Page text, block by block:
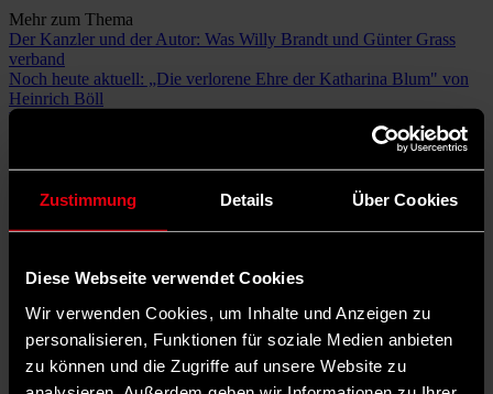
Zustimmung Details Über Cookies
Diese Webseite verwendet Cookies
Wir verwenden Cookies, um Inhalte und Anzeigen zu
personalisieren, Funktionen für soziale Medien anbieten
zu können und die Zugriffe auf unsere Website zu
Mehr zum Thema
Der Kanzler und der Autor: Was Willy Brandt und Günter Grass
verband
Noch heute aktuell: „Die verlorene Ehre der Katharina Blum" von
Heinrich Böll
Willy Brandts Kniefall 1970: Eine Geste wird zum Symbol der
Die Leser*innen waren seine Verbündeten. Sie nahm er mit, um
erzählend aufzuklären. Nicht mit erhobenem Zeigefinger, nicht
anklagend, aber eindringlich. Siegfried Lenz, oder „Siggi“ wie ihn
seine Freunde von Helmut Schmidt bis Heinrich Böll liebevoll
masurischen Lyck geboren, lebte in Schleswig-Holstein und
Siegfried Lenz: Seine größte Tugend war
die Bescheidenheit